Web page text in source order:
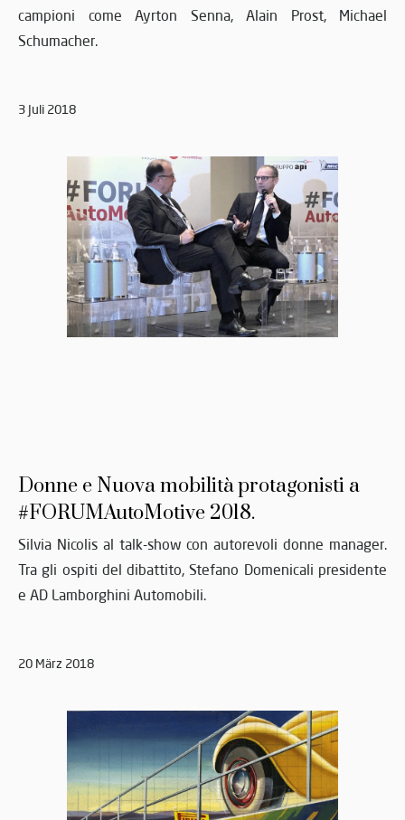
campioni come Ayrton Senna, Alain Prost, Michael
Schumacher.
3 Juli 2018
Donne e Nuova mobilità protagonisti a
#FORUMAutoMotive 2018.
Silvia Nicolis al talk-show con autorevoli donne manager.
Tra gli ospiti del dibattito, Stefano Domenicali presidente
e AD Lamborghini Automobili.
20 März 2018